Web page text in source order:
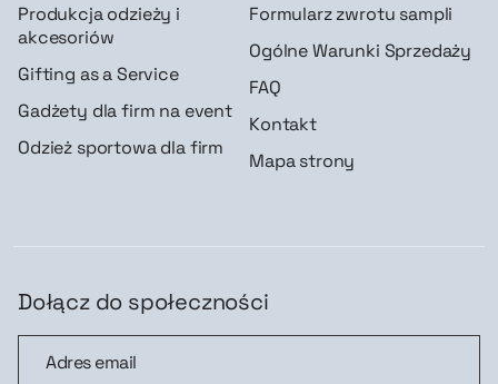
Produkcja odzieży i
akcesoriów
Gifting as a Service
Gadżety dla firm na event
Odzież sportowa dla firm
Formularz zwrotu sampli
Ogólne Warunki Sprzedaży
FAQ
Kontakt
Mapa strony
Dołącz do społeczności